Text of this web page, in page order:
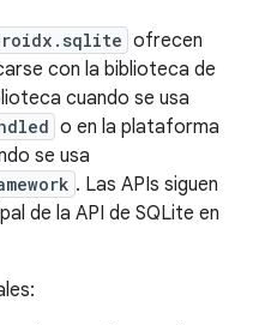
ofrecen
con la biblioteca de
cuando se usa
o en la plataforma
se usa
. Las APIs siguen
de la API de SQLite en